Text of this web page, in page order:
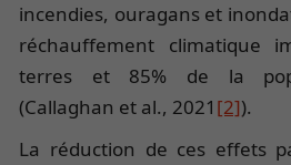
incendies, ouragans et
réchauffement climatique
terres et 85% de la
(Callaghan et al., 2021 [2]).
La réduction de ces effets